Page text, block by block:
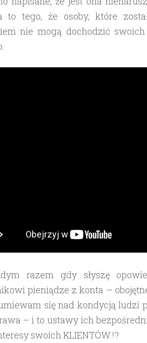
to tego, że osoby, które
nie mogą dochodzić
razem gdy słyszę
pieniądze z konta –
się nad kondycją ludzi
– i to ustawy ich
swoich KLIENTÓW !?